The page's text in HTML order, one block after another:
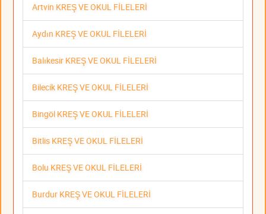
Artvin KREŞ VE OKUL FİLELERİ
Aydın KREŞ VE OKUL FİLELERİ
Balıkesir KREŞ VE OKUL FİLELERİ
Bilecik KREŞ VE OKUL FİLELERİ
Bingöl KREŞ VE OKUL FİLELERİ
Bitlis KREŞ VE OKUL FİLELERİ
Bolu KREŞ VE OKUL FİLELERİ
Burdur KREŞ VE OKUL FİLELERİ